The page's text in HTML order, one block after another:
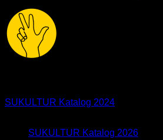
SUKULTUR Katalog 2024
SUKULTUR Katalog 2026